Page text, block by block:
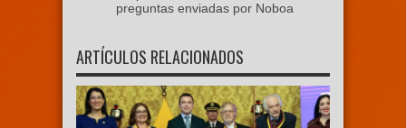
preguntas enviadas por Noboa
ARTÍCULOS RELACIONADOS